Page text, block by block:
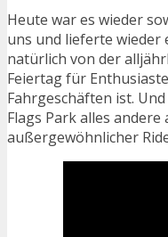
Heute war es wieder
uns und lieferte wieder
natürlich von der
Feiertag für
Fahrgeschäften ist.
Flags Park alles
außergewöhnlicher